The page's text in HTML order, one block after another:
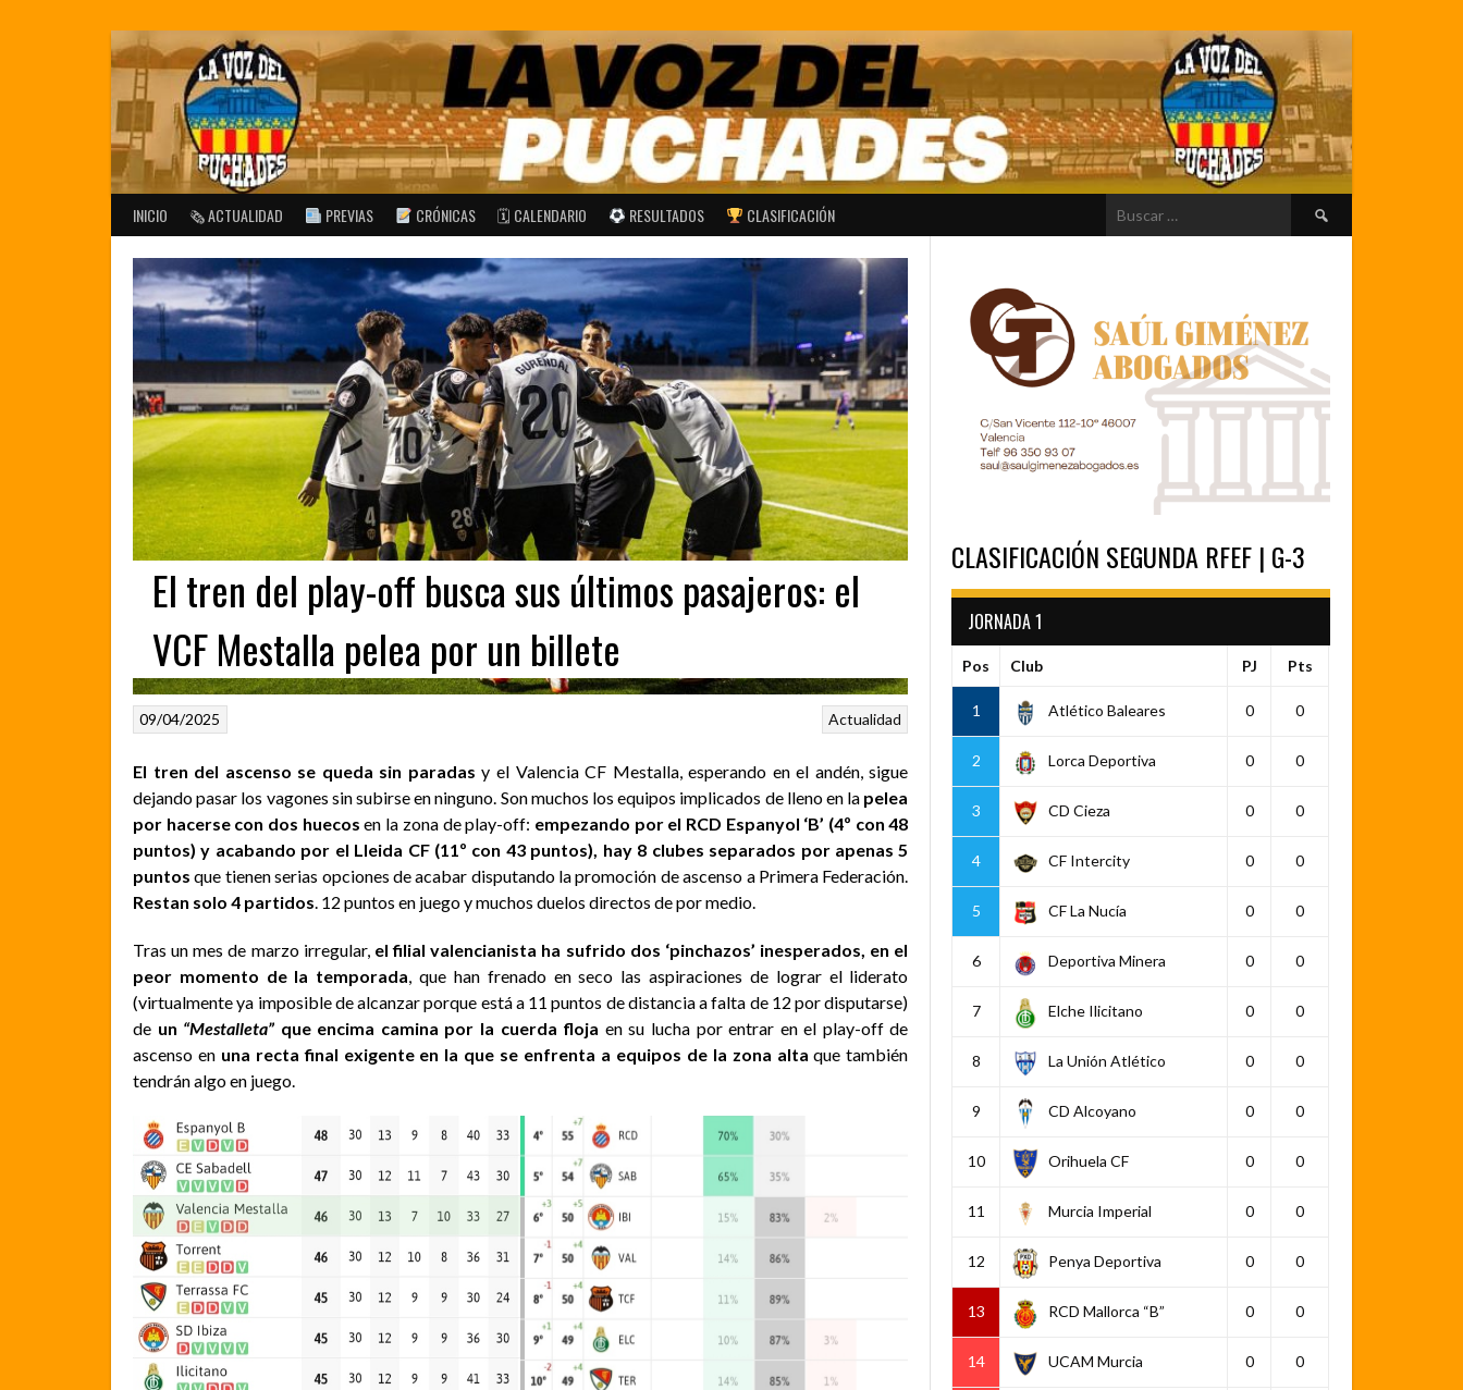
INICIO 🗞 ACTUALIDAD PREVIAS CRÓNICAS 🗓 CALENDARIO RESULTADOS CLASIFICACIÓN Buscar:
El tren del play-off busca sus últimos pasajeros: el
VCF Mestalla pelea por un billete
Actualidad
09/04/2025
El tren del ascenso se queda sin paradas y el Valencia CF Mestalla, esperando en el andén, sigue
dejando pasar los vagones sin subirse en ninguno. Son muchos los equipos implicados de lleno en la pelea
por hacerse con dos huecos en la zona de play-off: empezando por el RCD Espanyol ‘B’ (4º con 48
puntos) y acabando por el Lleida CF (11º con 43 puntos), hay 8 clubes separados por apenas 5
puntos que tienen serias opciones de acabar disputando la promoción de ascenso a Primera Federación.
Restan solo 4 partidos. 12 puntos en juego y muchos duelos directos de por medio.
Tras un mes de marzo irregular, el filial valencianista ha sufrido dos ‘pinchazos’ inesperados, en el
peor momento de la temporada, que han frenado en seco las aspiraciones de lograr el liderato
(virtualmente ya imposible de alcanzar porque está a 11 puntos de distancia a falta de 12 por disputarse)
de un “Mestalleta” que encima camina por la cuerda floja en su lucha por entrar en el play-off de
ascenso en una recta final exigente en la que se enfrenta a equipos de la zona alta que también
tendrán algo en juego.
CLASIFICACIÓN SEGUNDA RFEF | G-3
JORNADA 1
Pos Club PJ Pts
1 Atlético Baleares 0 0
2 Lorca Deportiva 0 0
3 CD Cieza 0 0
4 CF Intercity 0 0
5 CF La Nucía 0 0
6 Deportiva Minera 0 0
7 Elche Ilicitano 0 0
8 La Unión Atlético 0 0
9 CD Alcoyano 0 0
10 Orihuela CF 0 0
11 Murcia Imperial 0 0
12 Penya Deportiva 0 0
13 RCD Mallorca “B” 0 0
14 UCAM Murcia 0 0